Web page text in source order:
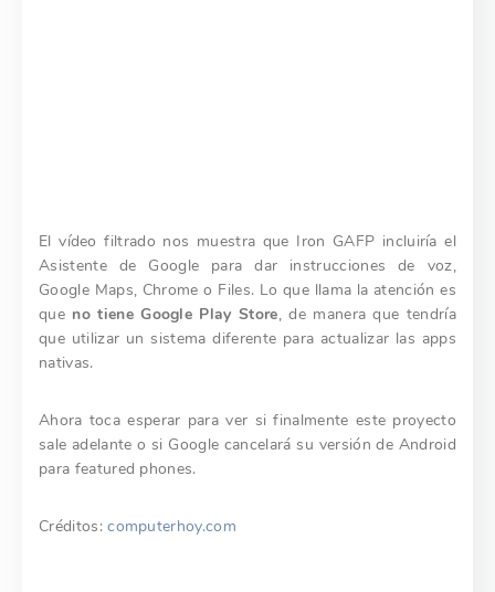
El vídeo filtrado nos muestra que Iron GAFP incluiría el
Asistente de Google para dar instrucciones de voz,
Google Maps, Chrome o Files. Lo que llama la atención es
que no tiene Google Play Store, de manera que tendría
que utilizar un sistema diferente para actualizar las apps
nativas.
Ahora toca esperar para ver si finalmente este proyecto
sale adelante o si Google cancelará su versión de Android
para featured phones.
Créditos:computerhoy.com